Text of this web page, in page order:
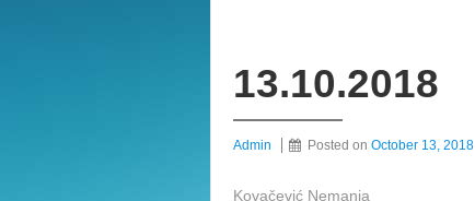
13.10.2018
Admin Posted on October 13, 2018
Kovačević Nemanja